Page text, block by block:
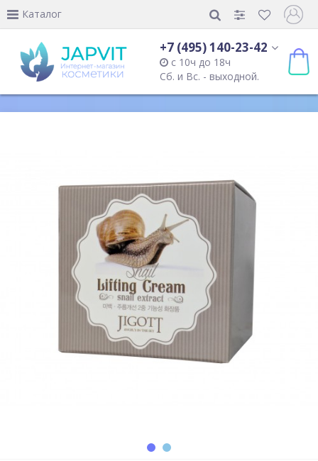
Каталог
+7 (495) 140-23-42
с 10ч до 18ч
Сб. и Вс. - выходной.